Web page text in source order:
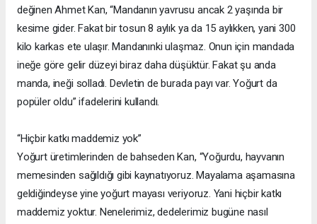
değinen Ahmet Kan, “Mandanın yavrusu ancak 2 yaşında bir
kesime gider. Fakat bir tosun 8 aylık ya da 15 aylıkken, yani 300
kilo karkas ete ulaşır. Mandanınki ulaşmaz. Onun için mandada
ineğe göre gelir düzeyi biraz daha düşüktür. Fakat şu anda
manda, ineği solladı. Devletin de burada payı var. Yoğurt da
popüler oldu” ifadelerini kullandı.
“Hiçbir katkı maddemiz yok”
Yoğurt üretimlerinden de bahseden Kan, “Yoğurdu, hayvanın
memesinden sağıldığı gibi kaynatıyoruz. Mayalama aşamasına
geldiğindeyse yine yoğurt mayası veriyoruz. Yani hiçbir katkı
maddemiz yoktur. Nenelerimiz, dedelerimiz bugüne nasıl